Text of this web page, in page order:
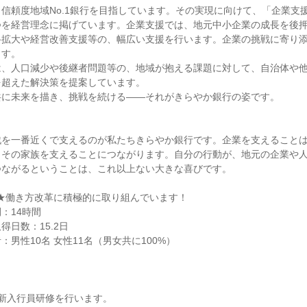
頼度地域No.1銀行を目指しています。その実現に向けて、「企業支
経営理念に掲げています。企業支援では、地元中小企業の成長を後
大や経営改善支援等の、幅広い支援を行います。企業の挑戦に寄り
。
人口減少や後継者問題等の、地域が抱える課題に対して、自治体や
えた解決策を提案しています。
未来を描き、挑戦を続ける――それがきらやか銀行の姿です。
一番近くで支えるのが私たちきらやか銀行です。企業を支えること
の家族を支えることにつながります。自分の行動が、地元の企業や
がるということは、これ以上ない大きな喜びです。
き方改革に積極的に取り組んでいます！
14時間
日数：15.2日
男性10名 女性11名（男女共に100%）
入行員研修を行います。